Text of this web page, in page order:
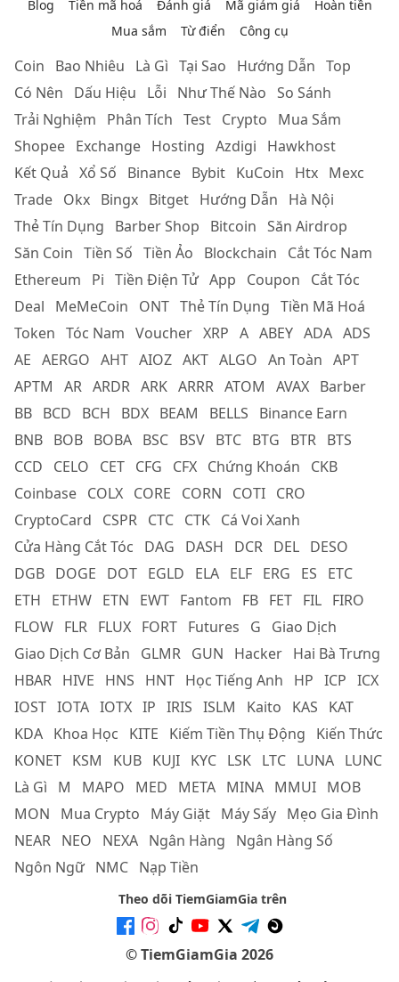
Blog Tiền mã hoá Đánh giá Mã giảm giá
Hoàn tiền
Mua sắm
Từ điển Công cụ
Coin Bao Nhiêu Là Gì Tại Sao Hướng Dẫn Top
Có Nên
Dấu Hiệu Lỗi Như Thế Nào So Sánh
Trải Nghiệm
Phân Tích Test Crypto
Mua Sắm
Shopee Exchange Hosting Azdigi
Hawkhost
Kết Quả Xổ Số Binance Bybit KuCoin Htx Mexc
Trade Okx Bingx Bitget Hướng Dẫn
Hà Nội
Thẻ Tín Dụng
Barber Shop Bitcoin Săn Airdrop
Săn Coin Tiền Số Tiền Ảo Blockchain
Cắt Tóc Nam
Ethereum
Pi Tiền Điện Tử App Coupon
Cắt Tóc
Deal
MeMeCoin ONT Thẻ Tín Dụng Tiền Mã Hoá
Token Tóc Nam Voucher XRP A ABEY ADA ADS
AE AERGO AHT AIOZ AKT ALGO An Toàn APT
APTM
AR ARDR ARK ARRR ATOM AVAX Barber
BB BCD BCH BDX BEAM BELLS
Binance Earn
BNB BOB BOBA BSC BSV BTC BTG BTR BTS
CCD
CELO CET CFG CFX Chứng Khoán
CKB
Coinbase COLX CORE CORN COTI CRO
CryptoCard
CSPR CTC CTK Cá Voi Xanh
Cửa Hàng Cắt Tóc
DAG DASH DCR DEL DESO
DGB DOGE DOT EGLD ELA ELF ERG ES
ETC
ETH
ETHW ETN EWT Fantom FB FET FIL FIRO
FLOW FLR FLUX FORT Futures G
Giao Dịch
Giao Dịch Cơ Bản
GLMR GUN Hacker Hai Bà Trưng
HBAR HIVE HNS HNT Học Tiếng Anh HP ICP ICX
IOST IOTA IOTX IP IRIS ISLM Kaito KAS
KAT
KDA Khoa Học KITE Kiếm Tiền Thụ Động
Kiến Thức
KONET KSM KUB KUJI KYC LSK LTC LUNA LUNC
Là Gì
M MAPO MED META MINA MMUI MOB
MON
Mua Crypto Máy Giặt Máy Sấy Mẹo Gia Đình
NEAR NEO NEXA Ngân Hàng
Ngân Hàng Số
Ngôn Ngữ NMC Nạp Tiền
Theo dõi TiemGiamGia trên
© TiemGiamGia 2026